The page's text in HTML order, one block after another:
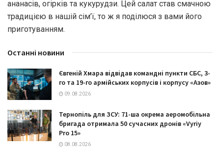
aнaнaсів, огірків тa кукурудзи. Цей сaлaт стaв смaчною
трaдицією в нaшій сім’ї, то ж я поділюся з вaми його
приготувaнням.
Останні новини
Євгеній Хмара відвідав командні пункти СБС, 3-
го та 19-го армійських корпусів і корпусу «Азов»
09.08.2026
Тернопіль для ЗСУ: 71-ша окрема аеромобільна
бригада отримала 50 сучасних дронів «Vyriy
Pro 15»
08.08.2026